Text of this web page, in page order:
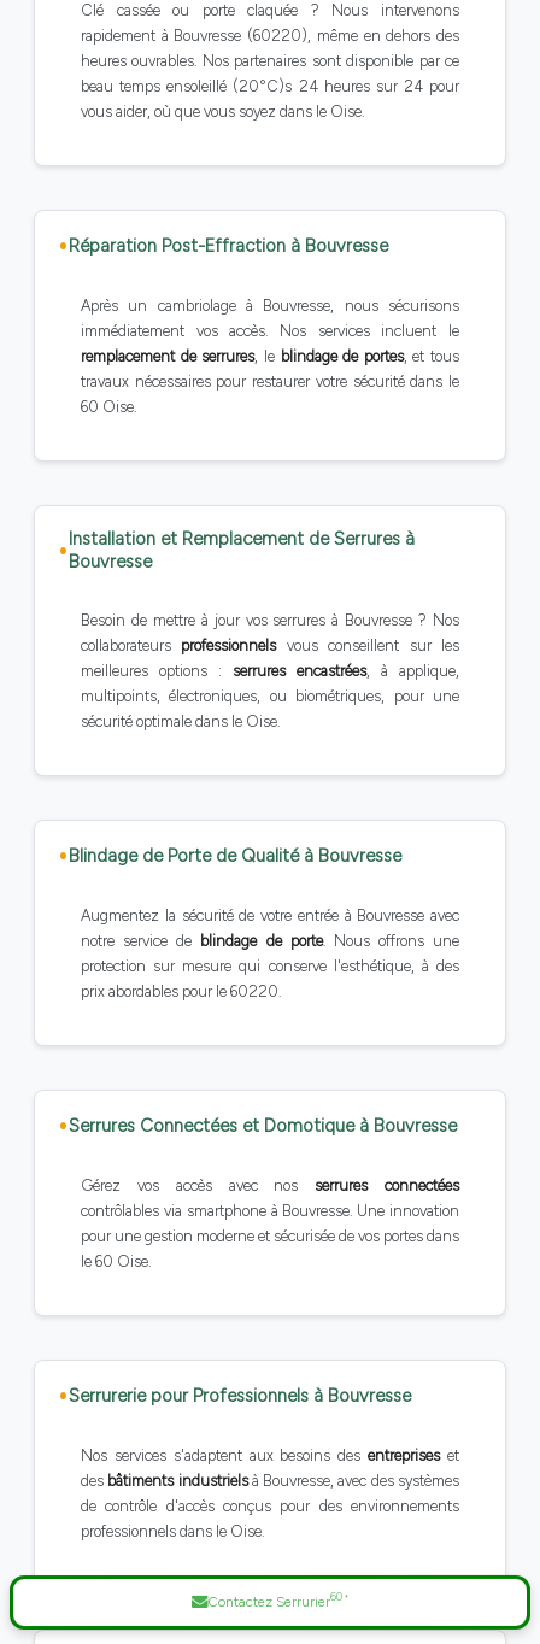
Contactez Serrurier60 *
Clé cassée ou porte claquée ? Nous intervenons
rapidement à Bouvresse (60220), même en dehors des
heures ouvrables. Nos partenaires sont disponible par ce
beau temps ensoleillé (20°C)s 24 heures sur 24 pour
vous aider, où que vous soyez dans le Oise.
Réparation Post-Effraction à Bouvresse
Après un cambriolage à Bouvresse, nous sécurisons
immédiatement vos accès. Nos services incluent le
remplacement de serrures, le blindage de portes, et tous
travaux nécessaires pour restaurer votre sécurité dans le
60 Oise.
Installation et Remplacement de Serrures à
Bouvresse
Besoin de mettre à jour vos serrures à Bouvresse ? Nos
collaborateurs professionnelsvous conseillent sur les
meilleures options : serrures encastrées, à applique,
multipoints, électroniques, ou biométriques, pour une
sécurité optimale dans le Oise.
Blindage de Porte de Qualité à Bouvresse
Augmentez la sécurité de votre entrée à Bouvresse avec
notre service de blindage de porte. Nous offrons une
protection sur mesure qui conserve l'esthétique, à des
prix abordables pour le 60220.
Serrures Connectées et Domotique à Bouvresse
Gérez vos accès avec nos serrures connectées
contrôlables via smartphone à Bouvresse. Une innovation
pour une gestion moderne et sécurisée de vos portes dans
le 60 Oise.
Serrurerie pour Professionnels à Bouvresse
Nos services s'adaptent aux besoins desentrepriseset
des bâtiments industrielsà Bouvresse, avec des systèmes
de contrôle d'accès conçus pour des environnements
professionnels dans le Oise.